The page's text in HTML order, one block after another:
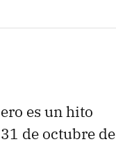
es un hito
de octubre de